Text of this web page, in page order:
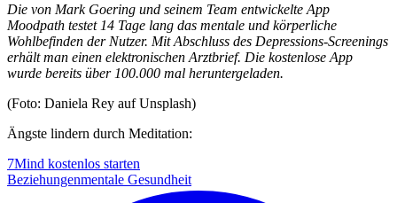
Die von Mark Goering und seinem Team entwickelte App
Moodpath testet 14 Tage lang das mentale und körperliche
Wohlbefinden der Nutzer. Mit Abschluss des Depressions-Screenings
erhält man einen elektronischen Arztbrief. Die kostenlose App
wurde bereits über 100.000 mal heruntergeladen.
(Foto: Daniela Rey auf Unsplash)
Ängste lindern durch Meditation:
7Mind kostenlos starten
Beziehungenmentale Gesundheit